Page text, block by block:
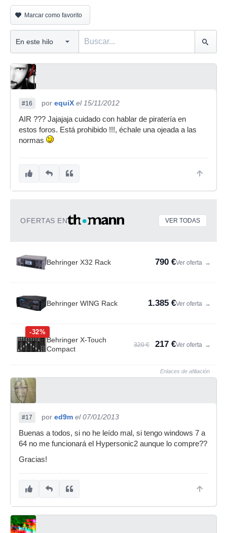
Marcar como favorito
#16 por equiX el 15/11/2012
AIR ??? Jajajaja cuidado con hablar de piratería en
estos foros. Está prohibido !!!, échale una ojeada a las
normas
OFERTAS EN VER TODAS
Behringer X32 Rack 790 €Ver oferta →
Behringer WING Rack 1.385 €Ver oferta →
-32%
Behringer X-Touch
Compact
320 € 217 €Ver oferta →
Enlaces de afiliación
#17 por ed9m el 07/01/2013
Buenas a todos, si no he leído mal, si tengo windows 7 a
64 no me funcionará el Hypersonic2 aunque lo compre??
Gracias!